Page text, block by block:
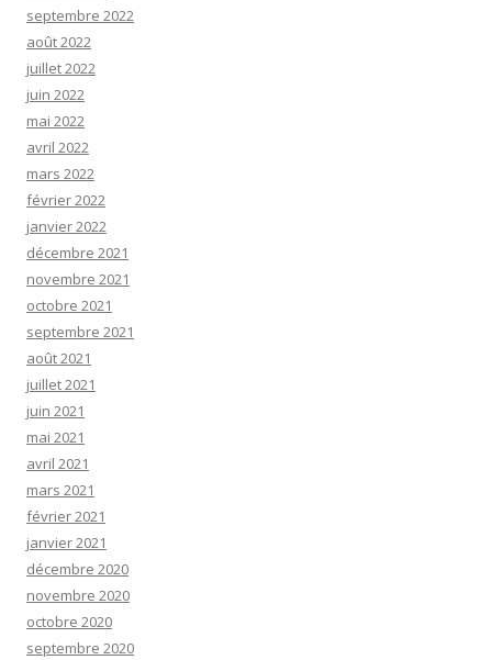
septembre 2022
août 2022
juillet 2022
juin 2022
mai 2022
avril 2022
mars 2022
février 2022
janvier 2022
décembre 2021
novembre 2021
octobre 2021
septembre 2021
août 2021
juillet 2021
juin 2021
mai 2021
avril 2021
mars 2021
février 2021
janvier 2021
décembre 2020
novembre 2020
octobre 2020
septembre 2020